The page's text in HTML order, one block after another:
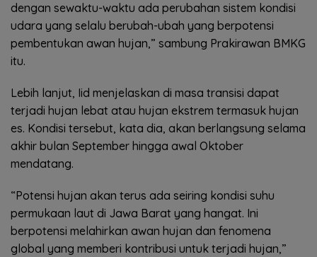
dengan sewaktu-waktu ada perubahan sistem kondisi
udara yang selalu berubah-ubah yang berpotensi
pembentukan awan hujan,” sambung Prakirawan BMKG
itu.
Lebih lanjut, Iid menjelaskan di masa transisi dapat
terjadi hujan lebat atau hujan ekstrem termasuk hujan
es. Kondisi tersebut, kata dia, akan berlangsung selama
akhir bulan September hingga awal Oktober
mendatang.
“Potensi hujan akan terus ada seiring kondisi suhu
permukaan laut di Jawa Barat yang hangat. Ini
berpotensi melahirkan awan hujan dan fenomena
global yang memberi kontribusi untuk terjadi hujan,”